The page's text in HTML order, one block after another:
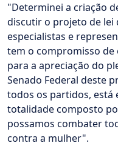
"Determinei a criação
discutir o projeto de lei
especialistas e
tem o compromisso
para a apreciação do
Senado Federal deste
todos os partidos, está
totalidade composto
possamos combater
contra a mulher".